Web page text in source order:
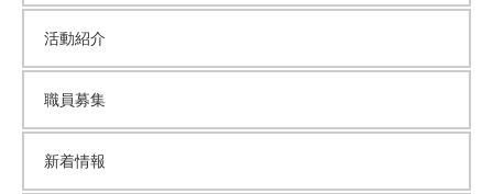
活動紹介
職員募集
新着情報